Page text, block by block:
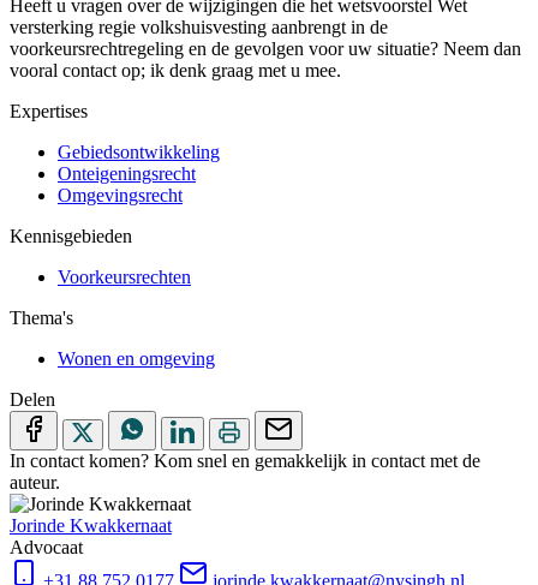
Heeft u vragen over de wijzigingen die het wetsvoorstel Wet
versterking regie volkshuisvesting aanbrengt in de
voorkeursrechtregeling en de gevolgen voor uw situatie? Neem dan
vooral contact op; ik denk graag met u mee.
Expertises
Gebiedsontwikkeling
Onteigeningsrecht
Omgevingsrecht
Kennisgebieden
Voorkeursrechten
Thema's
Wonen en omgeving
Delen
In contact komen? Kom snel en gemakkelijk in contact met de
auteur.
Jorinde Kwakkernaat
Advocaat